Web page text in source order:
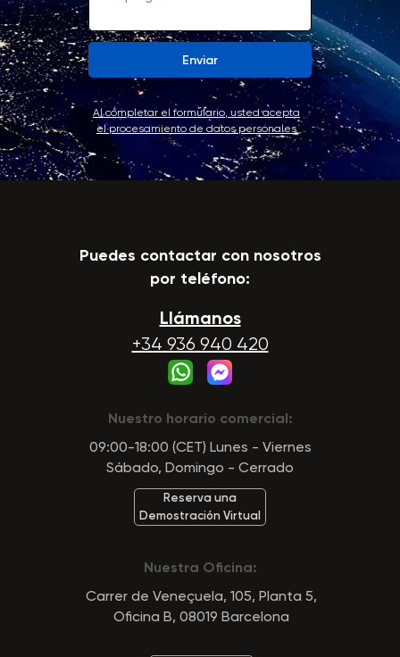
Enviar
Al completar el formulario, usted acepta
el procesamiento de datos personales
Llámanos
+34 936 940 420
Puedes contactar con nosotros
por teléfono:
Nuestro horario comercial:
09:00-18:00 (CET) Lunes - Viernes
Sábado, Domingo - Cerrado
Nuestra Oficina:
Carrer de Veneçuela, 105, Planta 5,
Oficina B, 08019 Barcelona
Reserva una
Demostración Virtual